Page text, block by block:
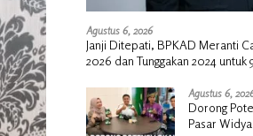
Agustus 6, 2026
Janji Ditepati, BPKAD Meranti
2026 dan Tunggakan 2024 untuk
Agustus 6,
Dorong
Pasar